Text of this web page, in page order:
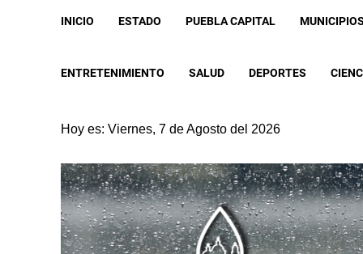
INICIO ESTADO PUEBLA CAPITAL MUNICIPIOS
ENTRETENIMIENTO SALUD DEPORTES
Hoy es: Viernes, 7 de Agosto del 2026